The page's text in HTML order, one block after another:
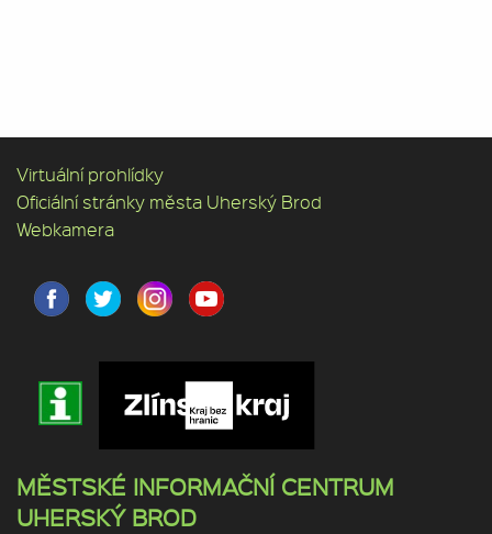
Virtuální prohlídky
Oficiální stránky města Uherský Brod
Webkamera
MĚSTSKÉ INFORMAČNÍ CENTRUM
UHERSKÝ BROD